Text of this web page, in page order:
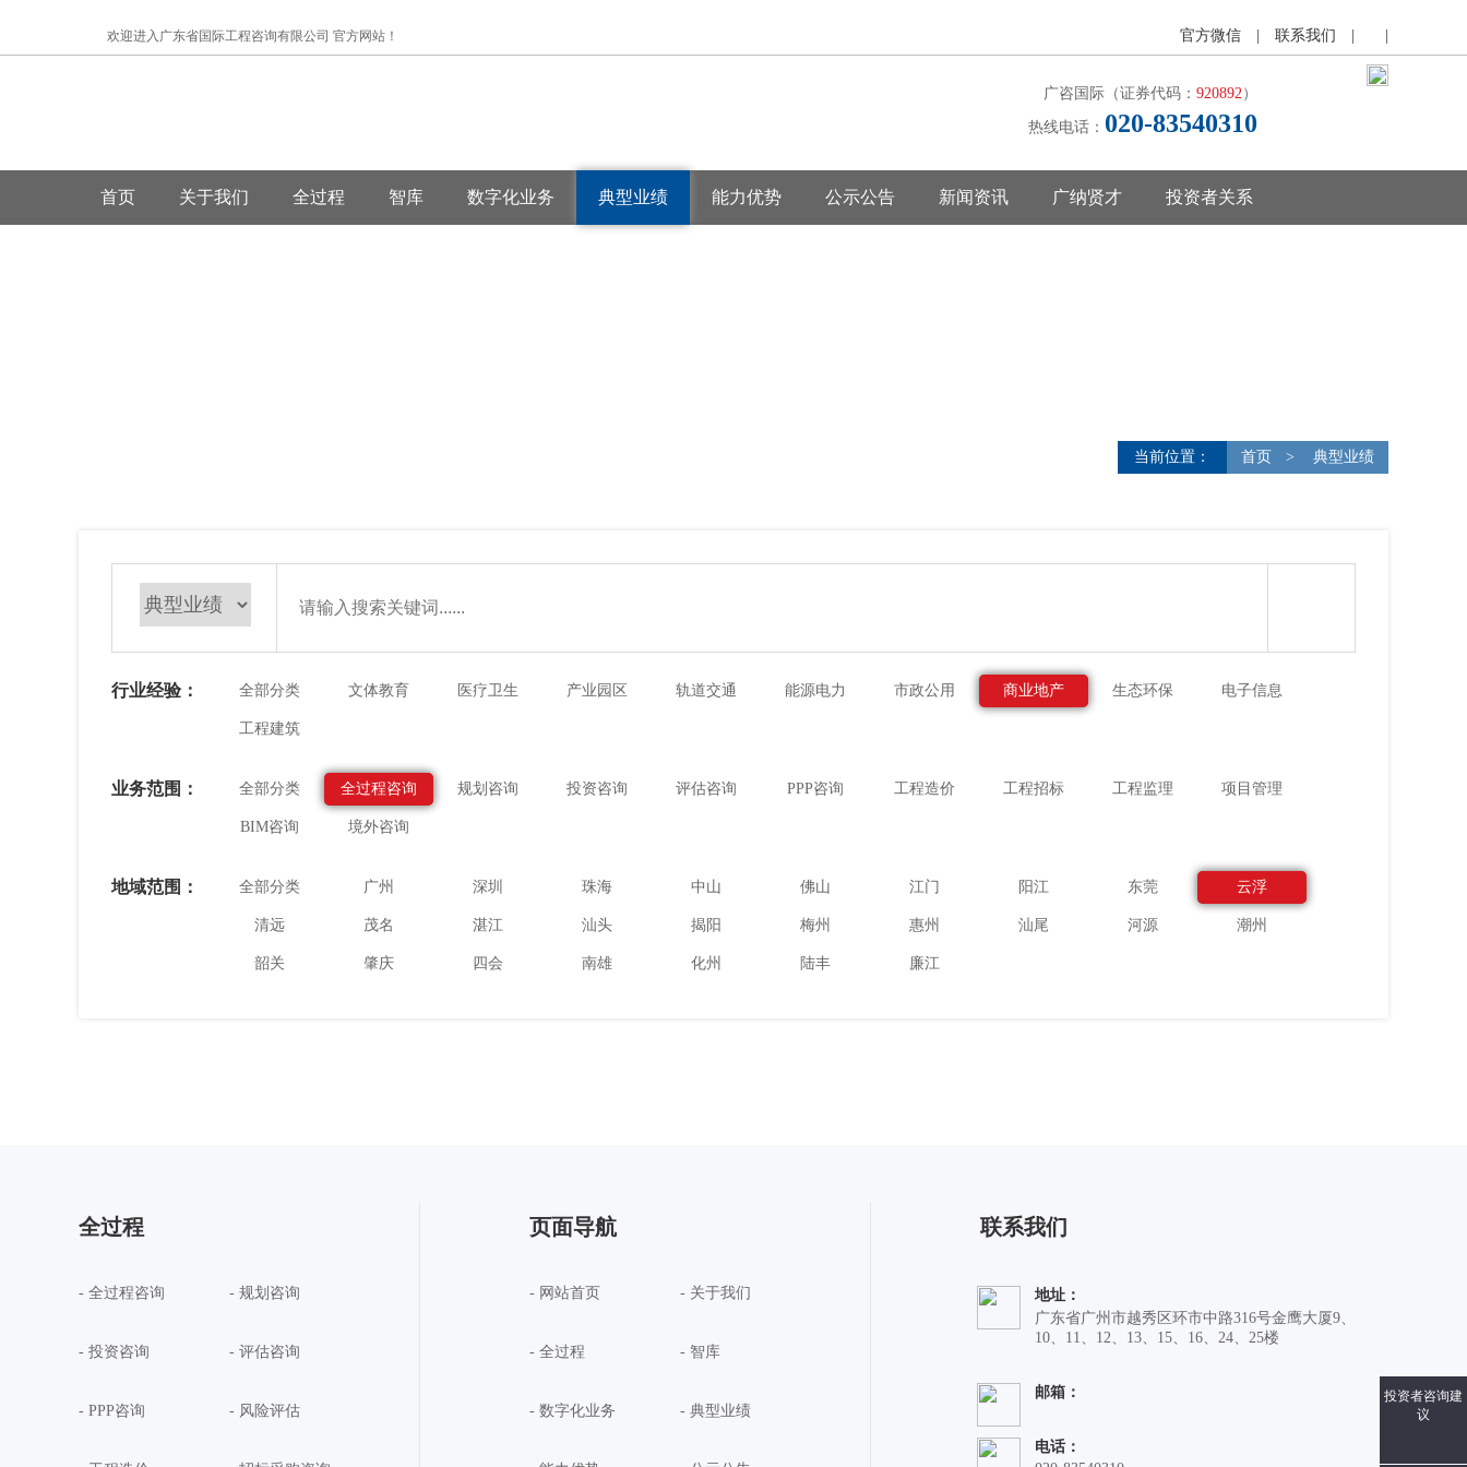
欢迎进入广东省国际工程咨询有限公司 官方网站！ 官方微信 联系我们
广咨国际（证券代码： 920892）
热线电话： 020-83540310
首页 关于我们 全过程 智库 数字化业务 典型业绩 能力优势 公示公告 新闻资讯 广纳贤才 投资者关系
当前位置： 首页 > 典型业绩
行业经验： 全部分类 文体教育 医疗卫生 产业园区 轨道交通 能源电力 市政公用 商业地产 生态环保 电子信息
工程建筑
业务范围： 全部分类 全过程咨询 规划咨询 投资咨询 评估咨询 PPP咨询 工程造价 工程招标 工程监理 项目管理
BIM咨询 境外咨询
地域范围： 全部分类 广州 深圳 珠海 中山 佛山 江门 阳江 东莞 云浮
清远 茂名 湛江 汕头 揭阳 梅州 惠州 汕尾 河源 潮州
韶关 肇庆 四会 南雄 化州 陆丰 廉江
全过程
- 全过程咨询 - 规划咨询
- 投资咨询 - 评估咨询
- PPP咨询 - 风险评估
页面导航
- 网站首页 - 关于我们
- 全过程 - 智库
- 数字化业务 - 典型业绩
联系我们
地址：
广东省广州市越秀区环市中路316号金鹰大厦9、
10、11、12、13、15、16、24、25楼
邮箱：
电话：
投资者咨询建
议